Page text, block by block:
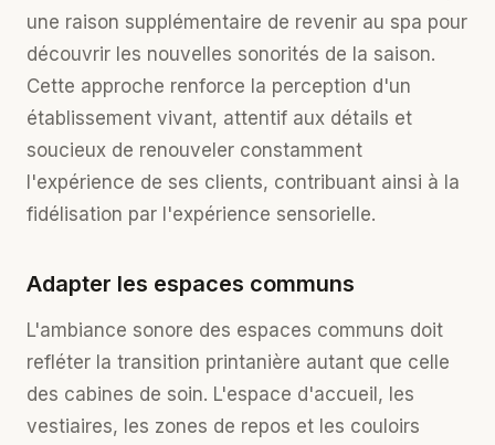
une raison supplémentaire de revenir au spa pour
découvrir les nouvelles sonorités de la saison.
Cette approche renforce la perception d'un
établissement vivant, attentif aux détails et
soucieux de renouveler constamment
l'expérience de ses clients, contribuant ainsi à la
fidélisation par l'expérience sensorielle.
Adapter les espaces communs
L'ambiance sonore des espaces communs doit
refléter la transition printanière autant que celle
des cabines de soin. L'espace d'accueil, les
vestiaires, les zones de repos et les couloirs